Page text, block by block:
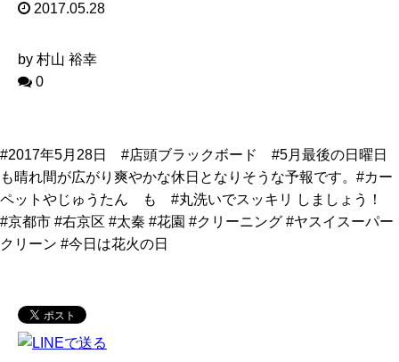
2017.05.28
by 村山 裕幸
0
#2017年5月28日 #店頭ブラックボード #5月最後の日曜日
も晴れ間が広がり爽やかな休日となりそうな予報です。#カー
ペットやじゅうたん も #丸洗いでスッキリ しましょう！
#京都市 #右京区 #太秦 #花園 #クリーニング #ヤスイスーパー
クリーン #今日は花火の日